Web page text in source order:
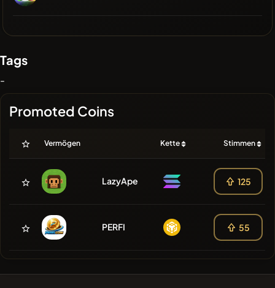
Tags
-
Promoted Coins
Vermögen Kette Stimmen
LazyApe 125
PERFI 55